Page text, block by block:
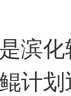
滨
计